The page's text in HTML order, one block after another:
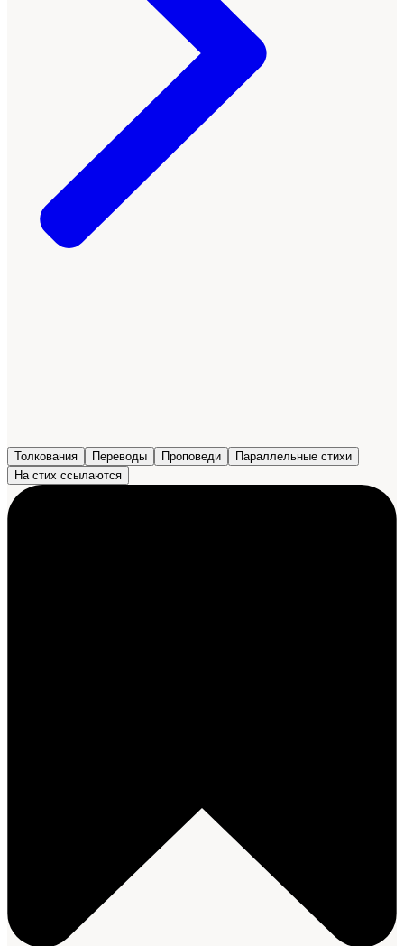
Толкования Переводы Проповеди
Параллельные стихи
На стих ссылаются